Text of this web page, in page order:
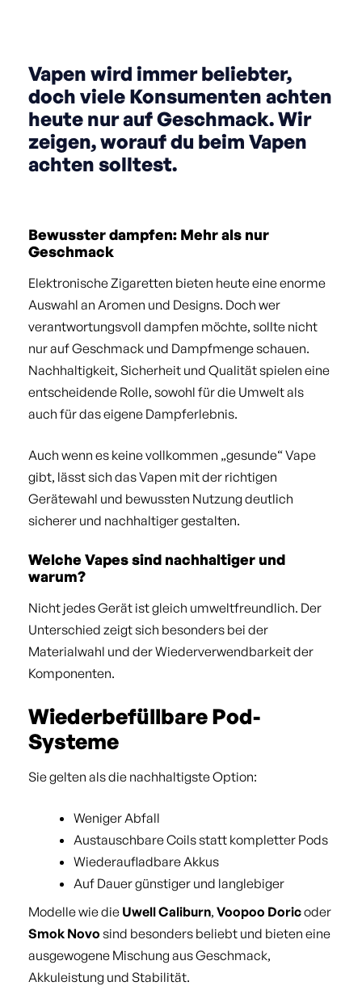
Vapen wird immer beliebter,
doch viele Konsumenten achten
heute nur auf Geschmack. Wir
zeigen, worauf du beim Vapen
achten solltest.
Bewusster dampfen: Mehr als nur
Geschmack
Elektronische Zigaretten bieten heute eine enorme
Auswahl an Aromen und Designs. Doch wer
verantwortungsvoll dampfen möchte, sollte nicht
nur auf Geschmack und Dampfmenge schauen.
Nachhaltigkeit, Sicherheit und Qualität spielen eine
entscheidende Rolle, sowohl für die Umwelt als
auch für das eigene Dampferlebnis.
Auch wenn es keine vollkommen „gesunde“ Vape
gibt, lässt sich das Vapen mit der richtigen
Gerätewahl und bewussten Nutzung deutlich
sicherer und nachhaltiger gestalten.
Welche Vapes sind nachhaltiger und
warum?
Nicht jedes Gerät ist gleich umweltfreundlich. Der
Unterschied zeigt sich besonders bei der
Materialwahl und der Wiederverwendbarkeit der
Komponenten.
Wiederbefüllbare Pod-
Systeme
Sie gelten als die nachhaltigste Option:
Weniger Abfall
Austauschbare Coils statt kompletter Pods
Wiederaufladbare Akkus
Auf Dauer günstiger und langlebiger
Modelle wie die Uwell Caliburn, Voopoo Doricoder
Smok Novo sind besonders beliebt und bieten eine
ausgewogene Mischung aus Geschmack,
Akkuleistung und Stabilität.